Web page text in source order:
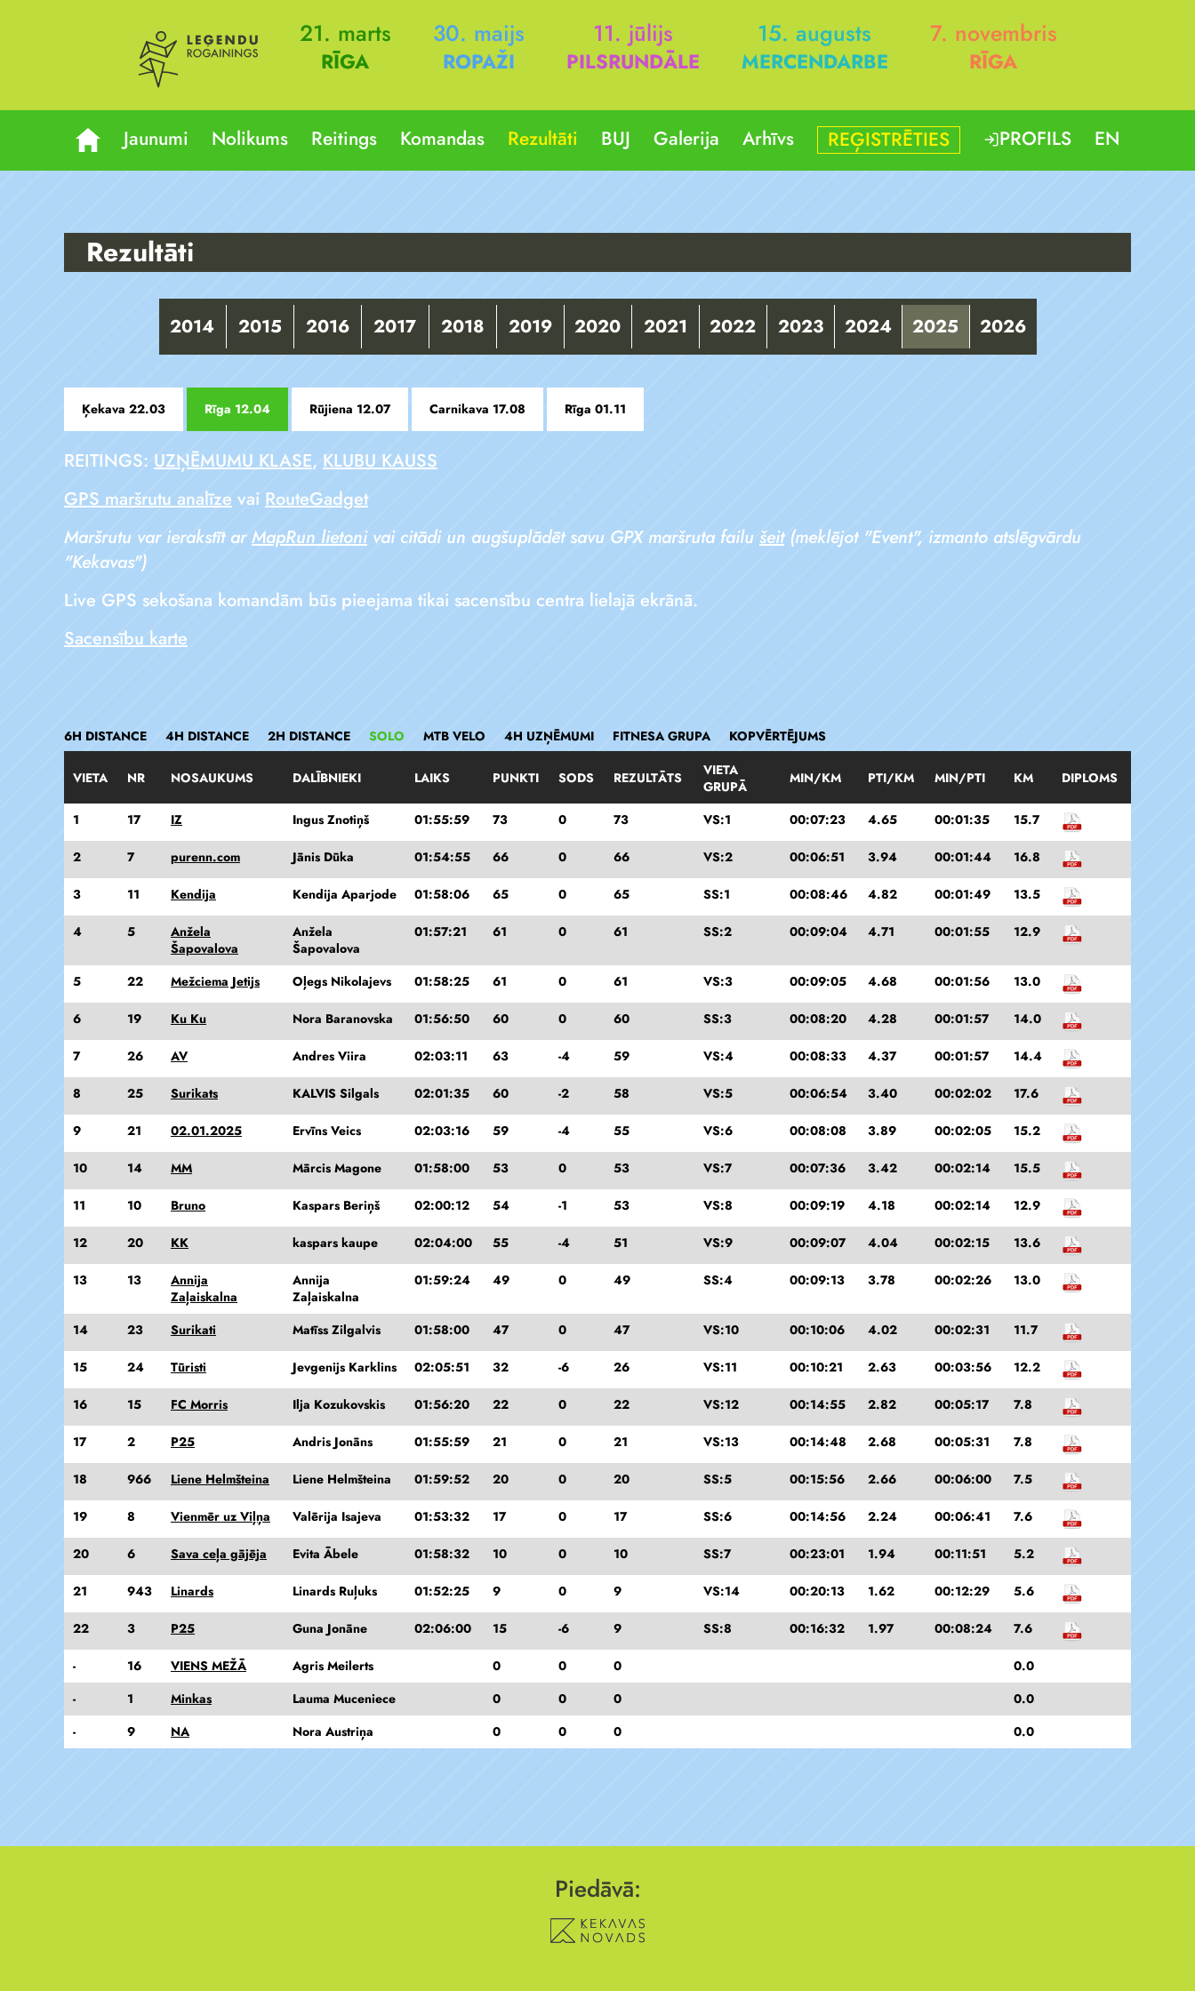
21. marts
RĪGA
30. maijs
ROPAŽI
11. jūlijs
PILSRUNDĀLE
15. augusts
MERCENDARBE
7. novembris
RĪGA
Jaunumi Nolikums Reitings Komandas Rezultāti BUJ Galerija Arhīvs REĢISTRĒTIES PROFILS EN
Rezultāti
2014 2015 2016 2017 2018 2019 2020 2021 2022 2023 2024 2025 2026
Ķekava 22.03 Rīga 12.04 Rūjiena 12.07 Carnikava 17.08 Rīga 01.11
REITINGS: UZŅĒMUMU KLASE, KLUBU KAUSS
GPS maršrutu analīze vai RouteGadget
Maršrutu var ierakstīt arMapRun lietonivai citādi un augšuplādēt savu GPX maršruta failu šeit(meklējot "Event", izmanto atslēgvārdu
"Kekavas")
Live GPS sekošana komandām būs pieejama tikai sacensību centra lielajā ekrānā.
Sacensību karte
6H DISTANCE 4H DISTANCE 2H DISTANCE SOLO MTB VELO 4H UZŅĒMUMI FITNESA GRUPA KOPVĒRTĒJUMS
VIETA NR NOSAUKUMS DALĪBNIEKI LAIKS PUNKTI SODS REZULTĀTS
VIETA
GRUPĀ
MIN/KM PTI/KM MIN/PTI KM DIPLOMS
1 17 IZ Ingus Znotiņš 01:55:59 73 0 73 VS:1 00:07:23 4.65 00:01:35 15.7
2 7 purenn.com Jānis Dūka 01:54:55 66 0 66 VS:2 00:06:51 3.94 00:01:44 16.8
3 11 Kendija Kendija Aparjode 01:58:06 65 0 65 SS:1 00:08:46 4.82 00:01:49 13.5
4 5
Anžela
Šapovalova
Anžela
Šapovalova
01:57:21 61 0 61 SS:2 00:09:04 4.71 00:01:55 12.9
5 22 Mežciema Jetijs Oļegs Nikolajevs 01:58:25 61 0 61 VS:3 00:09:05 4.68 00:01:56 13.0
6 19 Ku Ku Nora Baranovska 01:56:50 60 0 60 SS:3 00:08:20 4.28 00:01:57 14.0
7 26 AV Andres Viira 02:03:11 63 -4 59 VS:4 00:08:33 4.37 00:01:57 14.4
8 25 Surikats KALVIS Silgals 02:01:35 60 -2 58 VS:5 00:06:54 3.40 00:02:02 17.6
9 21 02.01.2025 Ervīns Veics 02:03:16 59 -4 55 VS:6 00:08:08 3.89 00:02:05 15.2
10 14 MM Mārcis Magone 01:58:00 53 0 53 VS:7 00:07:36 3.42 00:02:14 15.5
11 10 Bruno Kaspars Beriņš 02:00:12 54 -1 53 VS:8 00:09:19 4.18 00:02:14 12.9
12 20 KK kaspars kaupe 02:04:00 55 -4 51 VS:9 00:09:07 4.04 00:02:15 13.6
13 13
Annija
Zaļaiskalna
Annija
Zaļaiskalna
01:59:24 49 0 49 SS:4 00:09:13 3.78 00:02:26 13.0
14 23 Surikati Matīss Zilgalvis 01:58:00 47 0 47 VS:10 00:10:06 4.02 00:02:31 11.7
15 24 Tūristi Jevgenijs Karklins 02:05:51 32 -6 26 VS:11 00:10:21 2.63 00:03:56 12.2
16 15 FC Morris Ilja Kozukovskis 01:56:20 22 0 22 VS:12 00:14:55 2.82 00:05:17 7.8
17 2 P25 Andris Jonāns 01:55:59 21 0 21 VS:13 00:14:48 2.68 00:05:31 7.8
18 966 Liene Helmšteina Liene Helmšteina 01:59:52 20 0 20 SS:5 00:15:56 2.66 00:06:00 7.5
19 8 Vienmēr uz Viļņa Valērija Isajeva 01:53:32 17 0 17 SS:6 00:14:56 2.24 00:06:41 7.6
20 6 Sava ceļa gājēja Evita Ābele 01:58:32 10 0 10 SS:7 00:23:01 1.94 00:11:51 5.2
21 943 Linards Linards Ruļuks 01:52:25 9 0 9 VS:14 00:20:13 1.62 00:12:29 5.6
22 3 P25 Guna Jonāne 02:06:00 15 -6 9 SS:8 00:16:32 1.97 00:08:24 7.6
- 16 VIENS MEŽĀ Agris Meilerts 0 0 0
0.0
-
1 Minkas Lauma Muceniece 0 0 0
0.0
-
9 NA Nora Austriņa 0 0 0 0.0
Piedāvā: